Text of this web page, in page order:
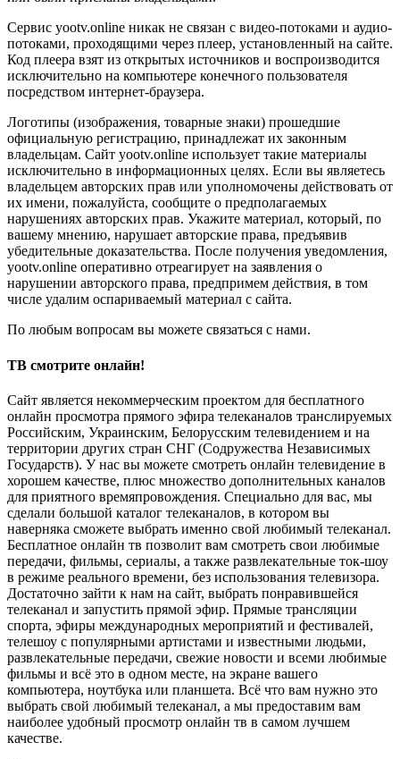
Сервис yootv.online никак не связан с видео-потоками и аудио-
потоками, проходящими через плеер, установленный на сайте.
Код плеера взят из открытых источников и воспроизводится
исключительно на компьютере конечного пользователя
посредством интернет-браузера.
Логотипы (изображения, товарные знаки) прошедшие
официальную регистрацию, принадлежат их законным
владельцам. Сайт yootv.online использует такие материалы
исключительно в информационных целях. Если вы являетесь
владельцем авторских прав или уполномочены действовать от
их имени, пожалуйста, сообщите о предполагаемых
нарушениях авторских прав. Укажите материал, который, по
вашему мнению, нарушает авторские права, предъявив
убедительные доказательства. После получения уведомления,
yootv.online оперативно отреагирует на заявления о
нарушении авторского права, предпримем действия, в том
числе удалим оспариваемый материал с сайта.
По любым вопросам вы можете связаться с нами.
ТВ смотрите онлайн!
Сайт является некоммерческим проектом для бесплатного
онлайн просмотра прямого эфира телеканалов транслируемых
Российским, Украинским, Белорусским телевидением и на
территории других стран СНГ (Содружества Независимых
Государств). У нас вы можете смотреть онлайн телевидение в
хорошем качестве, плюс множество дополнительных каналов
для приятного времяпровождения. Специально для вас, мы
сделали большой каталог телеканалов, в котором вы
наверняка сможете выбрать именно свой любимый телеканал.
Бесплатное онлайн тв позволит вам смотреть свои любимые
передачи, фильмы, сериалы, а также развлекательные ток-шоу
в режиме реального времени, без использования телевизора.
Достаточно зайти к нам на сайт, выбрать понравившейся
телеканал и запустить прямой эфир. Прямые трансляции
спорта, эфиры международных мероприятий и фестивалей,
телешоу с популярными артистами и известными людьми,
развлекательные передачи, свежие новости и всеми любимые
фильмы и всё это в одном месте, на экране вашего
компьютера, ноутбука или планшета. Всё что вам нужно это
выбрать свой любимый телеканал, а мы предоставим вам
наиболее удобный просмотр онлайн тв в самом лучшем
качестве.